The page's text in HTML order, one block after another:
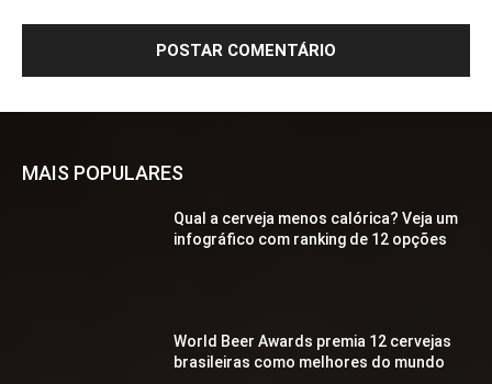
MAIS POPULARES
Qual a cerveja menos calórica? Veja um
infográfico com ranking de 12 opções
World Beer Awards premia 12 cervejas
brasileiras como melhores do mundo